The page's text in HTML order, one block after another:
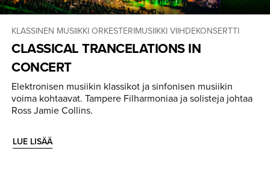
KLASSINEN MUSIIKKI ORKESTERIMUSIIKKI VIIHDEKONSERTTI
CLASSICAL TRANCELA­TIONS IN
CONCERT
Elektronisen musiikin klassikot ja sinfonisen musiikin
voima kohtaavat. Tampere Filharmoniaa ja solisteja johtaa
Ross Jamie Collins.
LUE LISÄÄ